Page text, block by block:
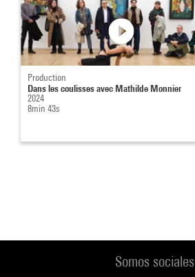
Production
Dans les coulisses avec Mathilde Monnier
2024
8min 43s
Somos sociales